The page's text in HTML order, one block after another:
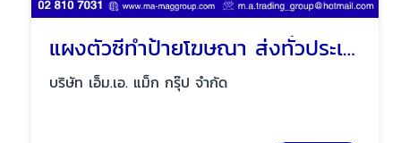
แผงตัวซีทำป้ายโฆษณา ส่งทั่วประเทศ
บริษัท เอ็ม.เอ. แม็ก กรุ๊ป จำกัด